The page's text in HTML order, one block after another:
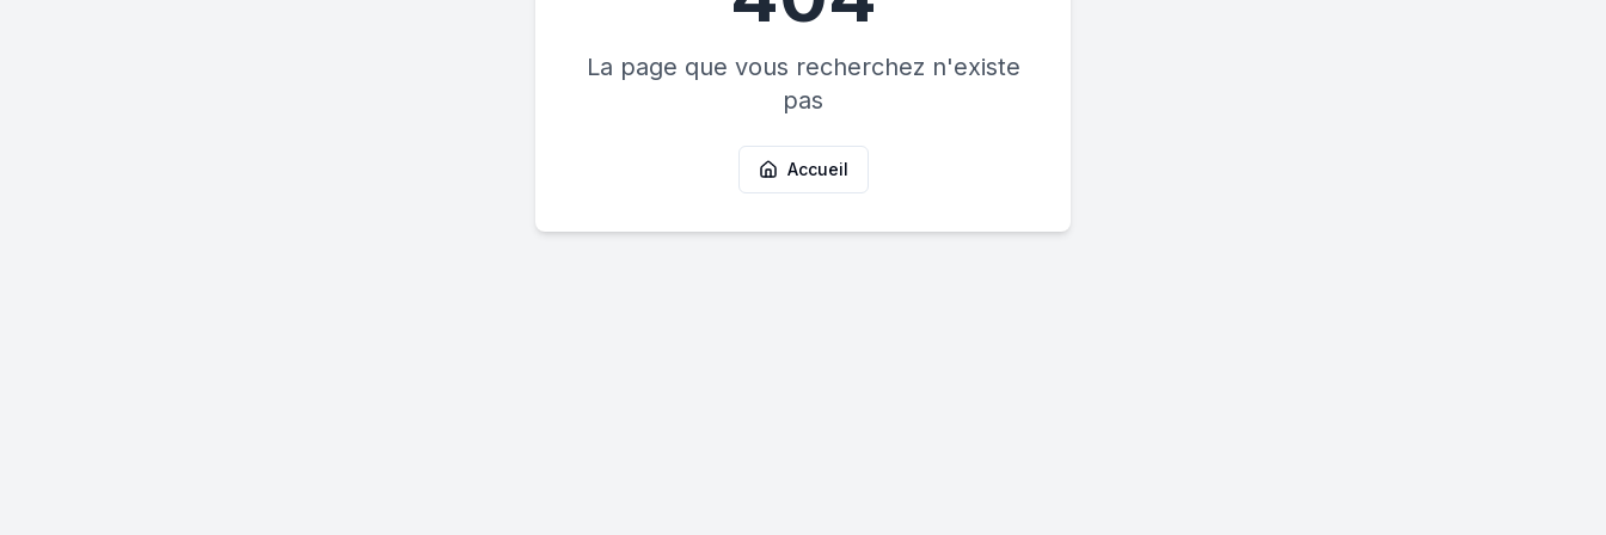
La page que vous recherchez n'existe
pas
Accueil